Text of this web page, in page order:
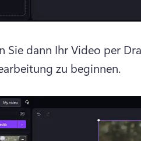
Sie dann Ihr Video per
zu beginnen.